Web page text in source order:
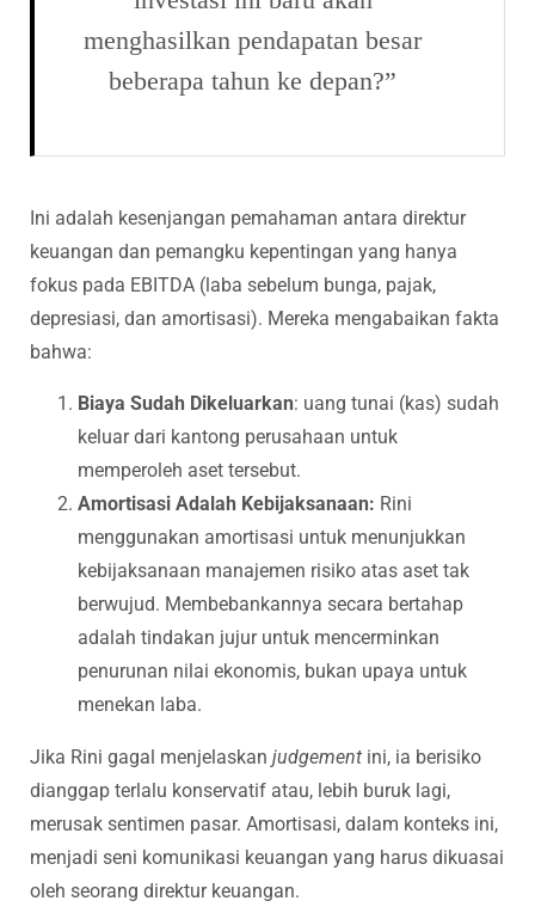
menghasilkan pendapatan besar
beberapa tahun ke depan?”
Ini adalah kesenjangan pemahaman antara direktur
keuangan dan pemangku kepentingan yang hanya
fokus pada EBITDA (laba sebelum bunga, pajak,
depresiasi, dan amortisasi). Mereka mengabaikan fakta
bahwa:
Biaya Sudah Dikeluarkan: uang tunai (kas) sudah
keluar dari kantong perusahaan untuk
memperoleh aset tersebut.
Amortisasi Adalah Kebijaksanaan: Rini
menggunakan amortisasi untuk menunjukkan
kebijaksanaan manajemen risiko atas aset tak
berwujud. Membebankannya secara bertahap
adalah tindakan jujur untuk mencerminkan
penurunan nilai ekonomis, bukan upaya untuk
menekan laba.
Jika Rini gagal menjelaskan judgement ini, ia berisiko
dianggap terlalu konservatif atau, lebih buruk lagi,
merusak sentimen pasar. Amortisasi, dalam konteks ini,
menjadi seni komunikasi keuangan yang harus dikuasai
oleh seorang direktur keuangan.